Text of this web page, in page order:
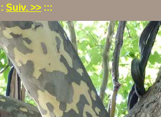
Suiv. >> :::